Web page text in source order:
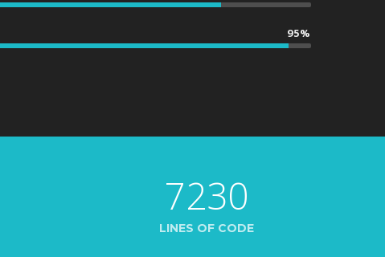
95%
7230
LINES OF CODE